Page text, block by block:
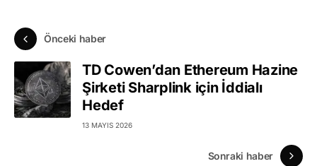
Önceki haber
TD Cowen’dan Ethereum Hazine
Şirketi Sharplink için İddialı
Hedef
13 MAYIS 2026
Sonraki haber